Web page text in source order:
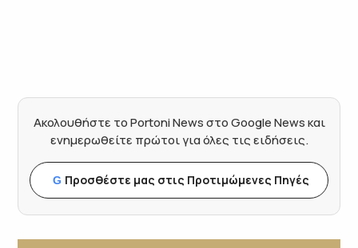
Ακολουθήστε το Portoni News στο Google News και
ενημερωθείτε πρώτοι για όλες τις ειδήσεις.
G Προσθέστε μας στις Προτιμώμενες Πηγές